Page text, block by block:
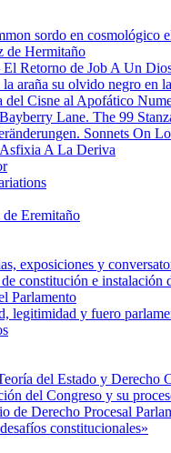
sordo en cosmológico
de Hermitaño
Retorno de Job A Un
araña su olvido negro en
del Cisne al Apofático
Lane. The 99
Sonnets On
A La Deriva
de Eremitaño
exposiciones y
constitución e instalación
Parlamento
legitimidad y fuero
del Estado y Derecho
del Congreso y su
de Derecho Procesal
constitucionales»